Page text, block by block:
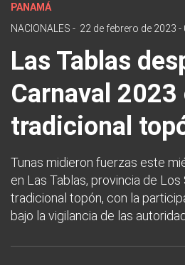
PANAMÁ
NACIONALES - 22 de febrero de 2023 -
Las Tablas
Carnaval 2023
tradicional
Tunas midieron fuerzas este
en Las Tablas, provincia de
tradicional topón, con la
bajo la vigilancia de las